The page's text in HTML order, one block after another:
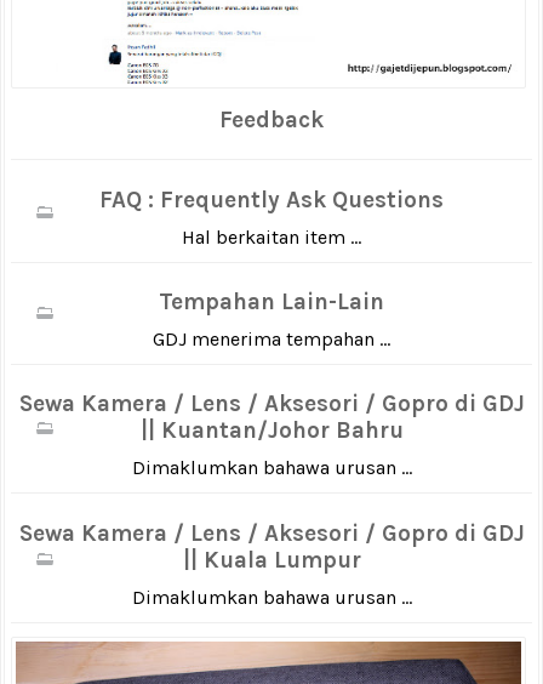
Feedback
FAQ : Frequently Ask Questions
Hal berkaitan item ...
Tempahan Lain-Lain
GDJ menerima tempahan ...
Sewa Kamera / Lens / Aksesori / Gopro di GDJ
|| Kuantan/Johor Bahru
Dimaklumkan bahawa urusan ...
Sewa Kamera / Lens / Aksesori / Gopro di GDJ
|| Kuala Lumpur
Dimaklumkan bahawa urusan ...